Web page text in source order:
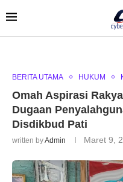
BERITA UTAMA HUKUM
Omah Aspirasi
Dugaan
Disdikbud Pati
written byAdmin Maret 9,